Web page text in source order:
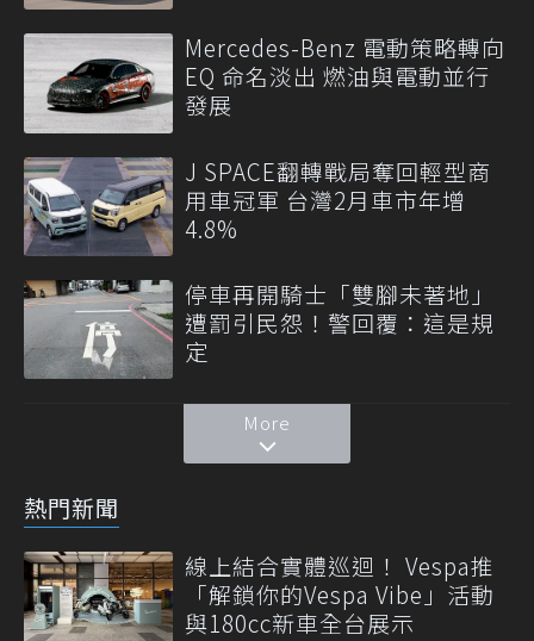
Mercedes-Benz 電動策略轉向
EQ 命名淡出 燃油與電動並行
發展
J SPACE翻轉戰局奪回輕型商
用車冠軍 台灣2月車市年增
4.8%
停車再開騎士「雙腳未著地」
遭罰引民怨！警回覆：這是規
定
More
熱門新聞
線上結合實體巡迴！ Vespa推
「解鎖你的Vespa Vibe」活動
與180cc新車全台展示